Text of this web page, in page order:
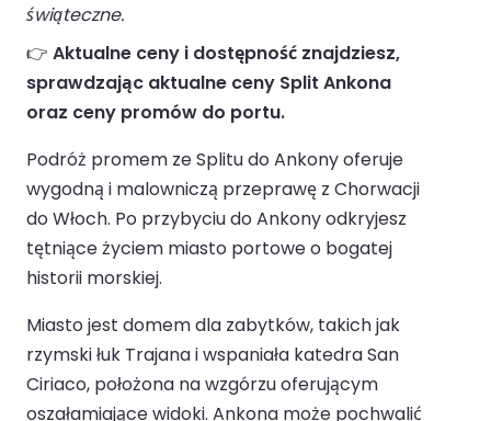
świąteczne.
👉 Aktualne ceny i dostępność znajdziesz,
sprawdzając aktualne ceny Split Ankona
oraz ceny promów do portu.
Podróż promem ze Splitu do Ankony oferuje
wygodną i malowniczą przeprawę z Chorwacji
do Włoch. Po przybyciu do Ankony odkryjesz
tętniące życiem miasto portowe o bogatej
historii morskiej.
Miasto jest domem dla zabytków, takich jak
rzymski łuk Trajana i wspaniała katedra San
Ciriaco, położona na wzgórzu oferującym
oszałamiające widoki. Ankona może pochwalić